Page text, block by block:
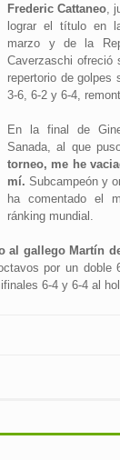
Frederic Cattaneo,
lograr el título en
marzo y de la
Caverzaschi ofreció
repertorio de golpes
3-6, 6-2 y 6-4,
En la final de
Sanada, al que
torneo, me he
mí. Subcampeón y
ha comentado el
ránking mundial.
al gallego Martín
por un doble
6-4 y 6-4 al